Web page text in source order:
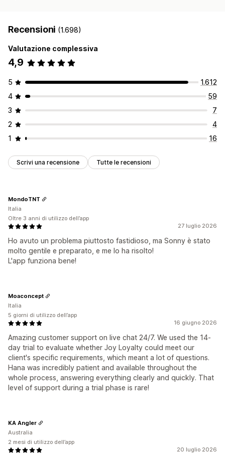
Recensioni (1.698)
Valutazione complessiva
4,9
5
1.612
4
59
3
7
2
4
1
16
Scrivi una recensione Tutte le recensioni
27 luglio 2026
Ho avuto un problema piuttosto fastidioso, ma Sonny è stato
molto gentile e preparato, e me lo ha risolto!
L'app funziona bene!
MondoTNT
Italia
Oltre 3 anni di utilizzo dell’app
16 giugno 2026
Amazing customer support on live chat 24/7. We used the 14-
day trial to evaluate whether Joy Loyalty could meet our
client's specific requirements, which meant a lot of questions.
Hana was incredibly patient and available throughout the
whole process, answering everything clearly and quickly. That
level of support during a trial phase is rare!
Moaconcept
Italia
5 giorni di utilizzo dell’app
20 luglio 2026
KA Angler
Australia
2 mesi di utilizzo dell’app